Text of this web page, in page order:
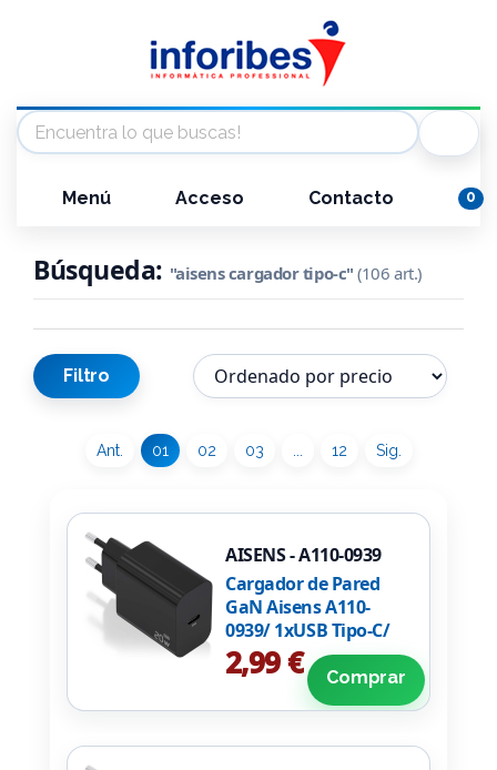
Menú Acceso Contacto 0
Búsqueda: "aisens cargador tipo-c" (106 art.)
Filtro
Ant. 01 02 03 12 Sig.
AISENS - A110-0939
Cargador de Pared
GaN Aisens A110-
0939/ 1xUSB Tipo-C/
20W/ Negro
2,99 € Comprar